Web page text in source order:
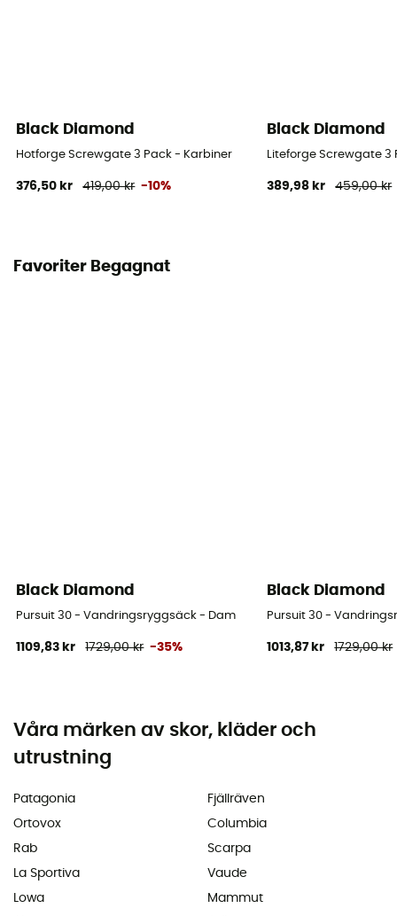
Black Diamond
Hotforge Screwgate 3 Pack - Karbiner
376,50 kr 419,00 kr -10%
Black Diamond
Liteforge Screwgate 3
389,98 kr 459,00 kr
Favoriter Begagnat
Black Diamond
Pursuit 30 - Vandringsryggsäck - Dam
1109,83 kr 1729,00 kr -35%
Black Diamond
Pursuit 30 -
1013,87 kr 1729,00 kr
Våra märken av skor, kläder och
utrustning
Patagonia
Ortovox
Rab
La Sportiva
Lowa
Fjällräven
Columbia
Scarpa
Vaude
Mammut